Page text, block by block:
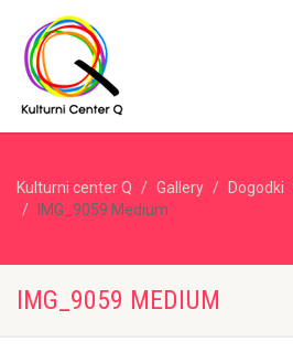
Kulturni center Q Gallery Dogodki
IMG_9059 Medium
IMG_9059 MEDIUM